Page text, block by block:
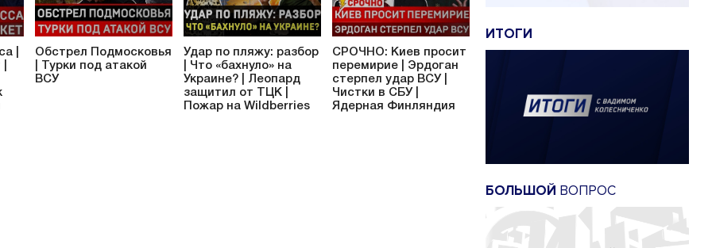
|
Обстрел Подмосковья
| Турки под атакой
ВСУ
Удар по пляжу: разбор
| Что «бахнуло» на
Украине? | Леопард
защитил от ТЦК |
Пожар на Wildberries
СРОЧНО: Киев просит
перемирие | Эрдоган
стерпел удар ВСУ |
Чистки в СБУ |
Ядерная Финляндия
ИТОГИ
БОЛЬШОЙ ВОПРОС